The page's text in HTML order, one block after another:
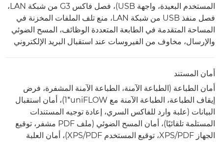
المستخدم البعيدة، واجهة USB)، فصل فاكس G3 من شبكة LAN،
فصل منفذ USB من شبكة LAN، منع تلف الملفات المخزنة في
المساحة المتقدمة في الطابعة المتعددة الوظائف، المسح الضوئي
والإرسال، مخاوف من الفيروسات عند استقبال البريد الإلكتروني
أمان المستند
أمان الطباعة (الطباعة الآمنة، الطباعة الآمنة المشفرة، فرض
إيقاف الطباعة، الطباعة الآمنة مع uniFLOW‏*1‎)، أمان استقبال
البيانات (علبة وارد للفاكس السري، إعادة توجيه المستندات
المستلمة تلقائيًا)، أمان المسح الضوئي (ملف PDF مشفر، توقيع
الجهاز PDF/‏XPS، توقيع المستخدم PDF/‏XPS)، أمان العلبة